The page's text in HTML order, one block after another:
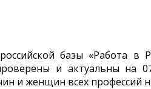
базы «Работа в
и актуальны на
и женщин всех профессий